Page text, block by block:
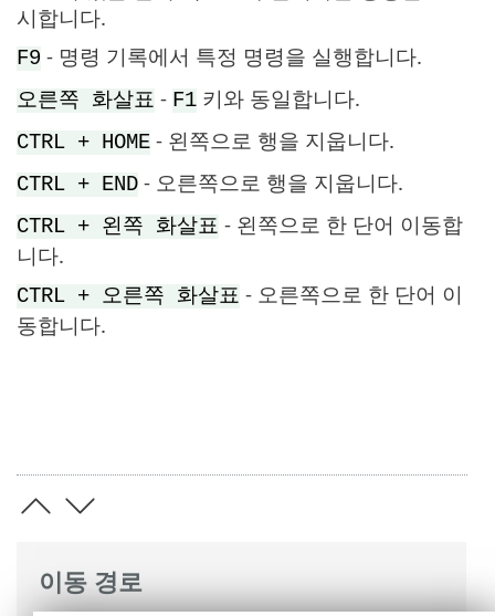
이동 경로
시합니다.
F9 - 명령 기록에서 특정 명령을 실행합니다.
오른쪽 화살표 - F1 키와 동일합니다.
CTRL + HOME - 왼쪽으로 행을 지웁니다.
CTRL + END - 오른쪽으로 행을 지웁니다.
CTRL + 왼쪽 화살표 - 왼쪽으로 한 단어 이동합
니다.
CTRL + 오른쪽 화살표 - 오른쪽으로 한 단어 이
동합니다.